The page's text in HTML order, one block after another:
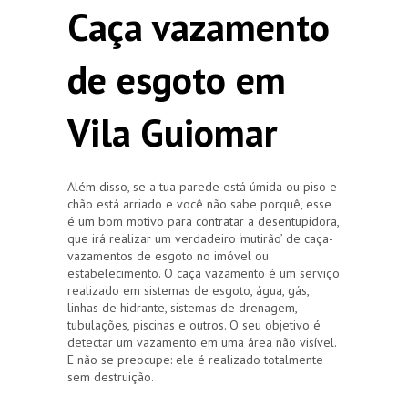
Caça vazamento
de esgoto em
Vila Guiomar
Além disso, se a tua parede está úmida ou piso e
chão está arriado e você não sabe porquê, esse
é um bom motivo para contratar a desentupidora,
que irá realizar um verdadeiro ‘mutirão’ de caça-
vazamentos de esgoto no imóvel ou
estabelecimento. O caça vazamento é um serviço
realizado em sistemas de esgoto, água, gás,
linhas de hidrante, sistemas de drenagem,
tubulações, piscinas e outros. O seu objetivo é
detectar um vazamento em uma área não visível.
E não se preocupe: ele é realizado totalmente
sem destruição.